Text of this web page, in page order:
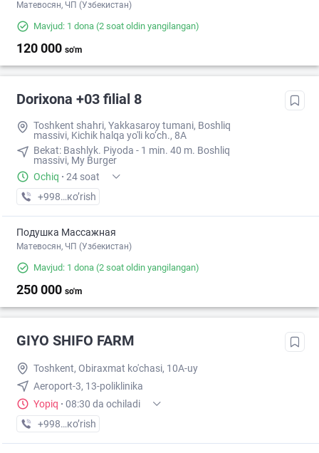
Матевосян, ЧП (Узбекистан)
Mavjud: 1 dona (2 soat oldin yangilangan)
120 000 so'm
Dorixona +03 filial 8
Toshkent shahri, Yakkasaroy tumani, Boshliq
massivi, Kichik halqa yo'li ko‘ch., 8A
Bekat: Bashlyk. Piyoda - 1 min. 40 m. Boshliq
massivi, My Burger
Ochiq · 24 soat
+998 (93) XXX-XX-XX
кo’rish
Подушка Массажная
Матевосян, ЧП (Узбекистан)
Mavjud: 1 dona (2 soat oldin yangilangan)
250 000 so'm
GIYO SHIFO FARM
Toshkent, Obiraxmat ko'chasi, 10A-uy
Aeroport-3, 13-poliklinika
Yopiq · 08:30 da ochiladi
+998 (97) XXX-XX-XX
кo’rish